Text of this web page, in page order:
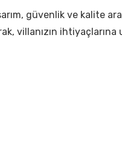
güvenlik ve kalite
villanızın